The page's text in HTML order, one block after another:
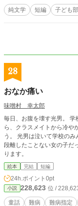
純文学 短編 子ども
28
おなか痛い
味噌村 幸太郎
毎日、お腹を壊す光男。
ら、クラスメイトから冷や
う。 光男は泣いて学校の
段離したことない女の子だった。 ※本作はクローン病をテーマに
ります。
絵本 完結 短編
24h.ポイント 0pt
小説 228,623 位 /
童話 難病 難病指定